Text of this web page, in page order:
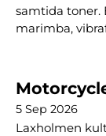
samtida toner.
marimba,
5 Sep 2026
Laxholmen